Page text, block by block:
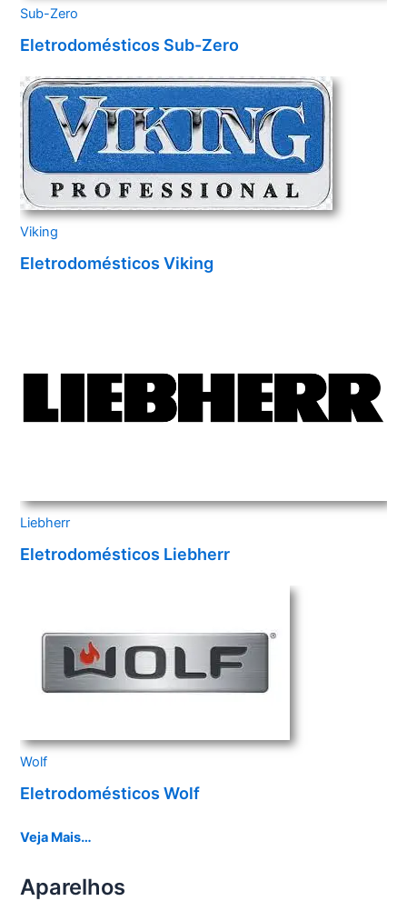
Sub-Zero
Eletrodomésticos Sub-Zero
Viking
Eletrodomésticos Viking
Liebherr
Eletrodomésticos Liebherr
Wolf
Eletrodomésticos Wolf
Veja Mais…
Aparelhos